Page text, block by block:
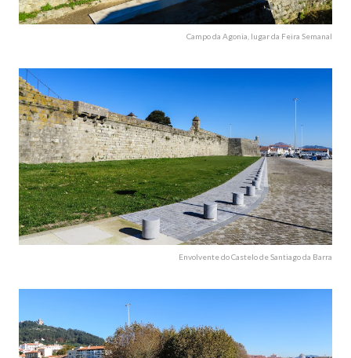
Campo da Agonia, lugar da Feira Semanal
Envolvente do Castelo de Santiago da Barra